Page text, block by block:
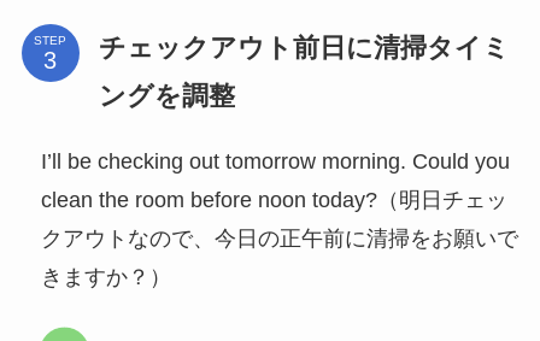
STEP
チェックアウト前日に清掃タイミ
ングを調整
I’ll be checking out tomorrow morning. Could you
clean the room before noon today?（明日チェッ
クアウトなので、今日の正午前に清掃をお願いで
きますか？）